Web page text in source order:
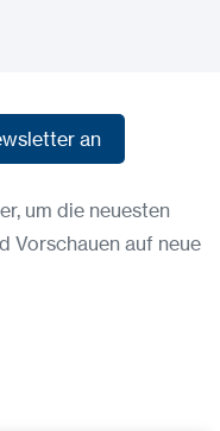
an
um die neuesten
Vorschauen auf neue